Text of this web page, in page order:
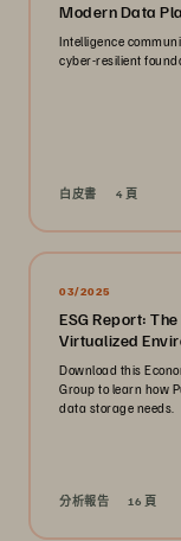
Modern Data
Intelligence
cyber-resilient
白皮書 4 頁
03/2025
ESG Report:
Virtualized
Download this
Group to learn how
data storage needs.
分析報告 16 頁